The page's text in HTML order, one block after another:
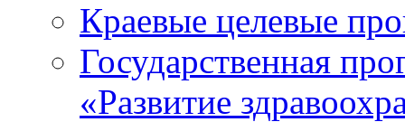
Краевые целевые
Государственная
«Развитие